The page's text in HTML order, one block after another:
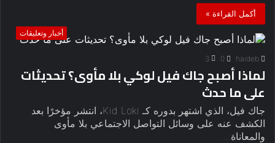
أكمل القراءة »
أخبار وتعليقات
haideb
0
3
لماذا أصبح جاك فيل لوكي بلا مأوى؟ تحديثات
على ما حدث
جاك فيل، الذي اشتهر بدوره كـ Kid Loki، انتشر مؤخرًا بعد
الكشف عنه على وسائل التواصل الاجتماعي بلا مأوى
والمعاناة…